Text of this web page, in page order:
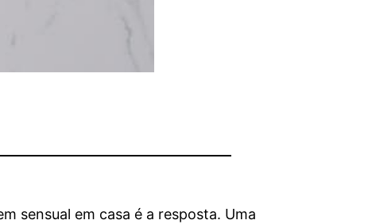
sensual em casa é a resposta. Uma